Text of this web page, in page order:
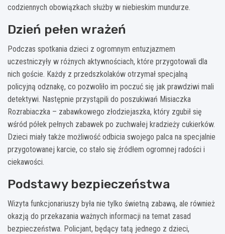
codziennych obowiązkach służby w niebieskim mundurze.
Dzień pełen wrażeń
Podczas spotkania dzieci z ogromnym entuzjazmem
uczestniczyły w różnych aktywnościach, które przygotowali dla
nich goście. Każdy z przedszkolaków otrzymał specjalną
policyjną odznakę, co pozwoliło im poczuć się jak prawdziwi mali
detektywi. Następnie przystąpili do poszukiwań Misiaczka
Rozrabiaczka – zabawkowego złodziejaszka, który zgubił się
wśród półek pełnych zabawek po zuchwałej kradzieży cukierków.
Dzieci miały także możliwość odbicia swojego palca na specjalnie
przygotowanej karcie, co stało się źródłem ogromnej radości i
ciekawości.
Podstawy bezpieczeństwa
Wizyta funkcjonariuszy była nie tylko świetną zabawą, ale również
okazją do przekazania ważnych informacji na temat zasad
bezpieczeństwa. Policjant, będący tatą jednego z dzieci,